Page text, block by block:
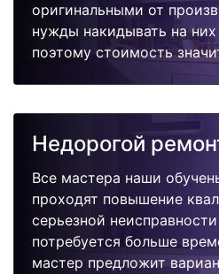
оригинальными от
нужды накидывать на
поэтому стоимость
Недорогой
Все мастера наши
проходят повышение
серьезной
потребуется больше
мастер предложит